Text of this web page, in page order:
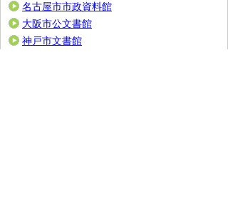
名古屋市市政資料館
大阪市公文書館
神戸市文書館